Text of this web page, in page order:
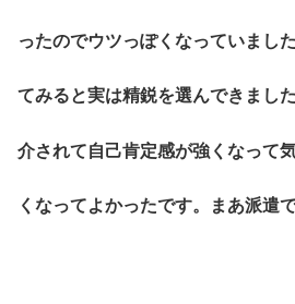
ったのでウツっぽくなっていまし
てみると実は精鋭を選んできまし
介されて自己肯定感が強くなって
くなってよかったです。まあ派遣